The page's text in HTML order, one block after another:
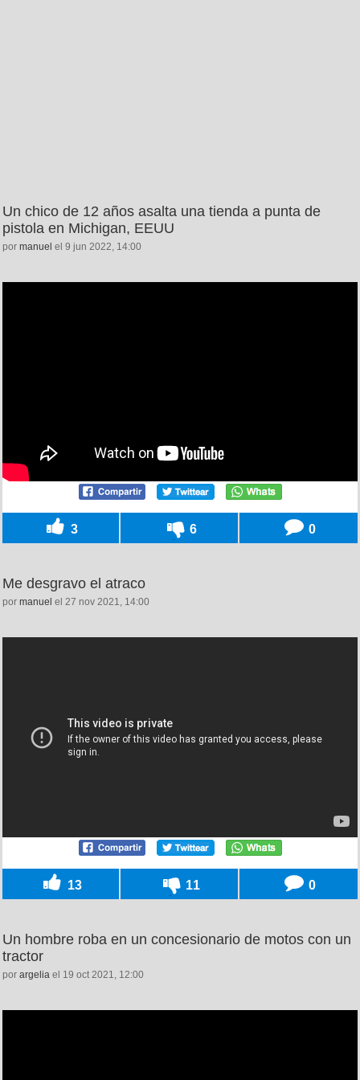
Un chico de 12 años asalta una tienda a punta de
pistola en Michigan, EEUU
por manuel el 9 jun 2022, 14:00
3 6 0
Me desgravo el atraco
por manuel el 27 nov 2021, 14:00
13 11 0
Un hombre roba en un concesionario de motos con un
tractor
por argelia el 19 oct 2021, 12:00